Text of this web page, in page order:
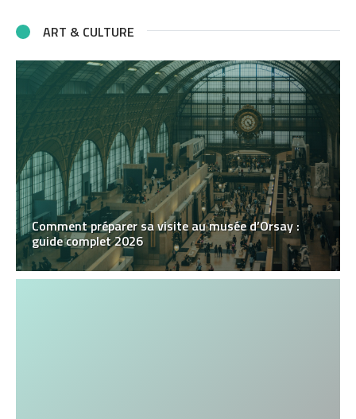
ART & CULTURE
Comment préparer sa visite au musée d’Orsay :
guide complet 2026